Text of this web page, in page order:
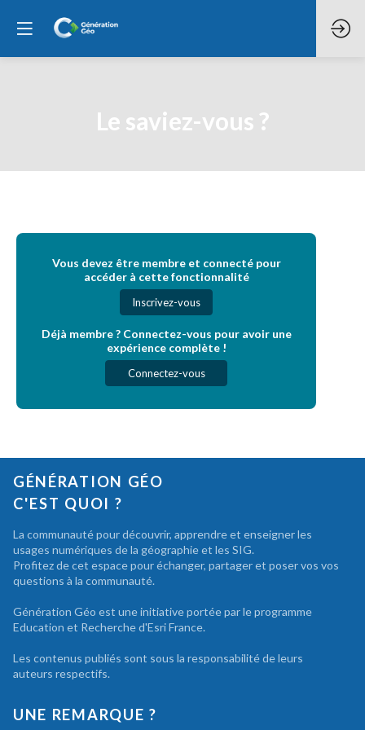
Le saviez-vous ?
Vous devez être membre et connecté pour
accéder à cette fonctionnalité
Inscrivez-vous
Déjà membre ? Connectez-vous pour avoir une
expérience complète !
Connectez-vous
GÉNÉRATION GÉO
C'EST QUOI ?
La communauté pour découvrir, apprendre et enseigner les
usages numériques de la géographie et les SIG.
Profitez de cet espace pour échanger, partager et poser vos vos
questions à la communauté.
Génération Géo est une initiative portée par le programme
Education et Recherche d'Esri France.
Les contenus publiés sont sous la responsabilité de leurs
auteurs respectifs.
UNE REMARQUE ?